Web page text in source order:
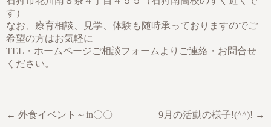
す）
なお、療育相談、見学、体験も随時承っておりますのでご
希望の方はお気軽に
TEL・ホームページご相談フォームよりご連絡・お問合せ
ください。
← 外食イベント～in〇〇 9月の活動の様子!(^^)! →